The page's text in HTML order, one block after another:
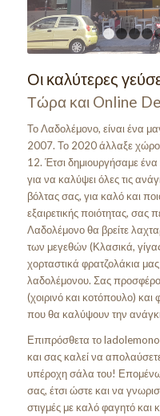
Οι καλύτερες
Τώρα και Online
Το Λαδολέμονο, είναι ένα
2007. Το 2020 άλλαξε χώρο
12. Έτσι δημιουργήσαμε
για να καλύψει όλες τις
βόλτας σας, για καλό και
εξαιρετικής ποιότητας, σας
Λαδολέμονο θα βρείτε
των μεγεθών (Κλασικά,
χορταστικά φρατζολάκια
λαδολέμονου. Σας
(χοιρινό και κοτόπουλο)
που θα καλύψουν την
Επιπρόσθετα το
και σας καλεί να
υπέροχη σάλα του!
σας, έτσι ώστε και να
στιγμές με καλό φαγητό